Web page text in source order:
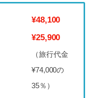
¥48,100
¥25,900
（旅行代金
¥74,000の
35％）